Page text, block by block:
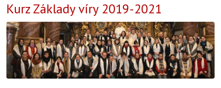
Kurz Základy víry 2019-2021